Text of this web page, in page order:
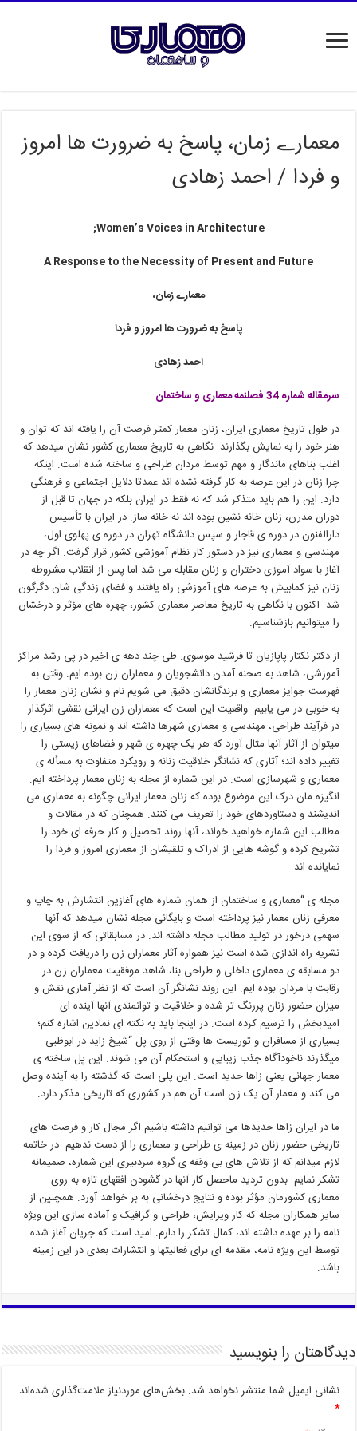
معمارے زمان، پاسخ به ضرورت ها امروز
و فردا / احمد زهادی
Women’s Voices in Architecture;
A Response to the Necessity of Present and Future
معمارے زمان،
پاسخ به ضرورت ها امروز و فردا
احمد زهادی
سرمقاله شماره 34 فصلنمه معماری و ساختمان
در طول تاریخ معماری ایران، زنان معمار کمتر فرصت آن را یافته اند که توان و
هنر خود را به نمایش بگذارند. نگاهی به تاریخ معماری کشور نشان میدهد که
اغلب بناهای ماندگار و مهم توسط مردان طراحی و ساخته شده است. اینکه
چرا زنان در این عرصه به کار گرفته نشده اند عمدتا دلایل اجتماعی و فرهنگی
دارد. این را هم باید متذکر شد که نه فقط در ایران بلکه در جهان تا قبل از
دوران مدرن، زنان خانه نشین بوده اند نه خانه ساز. در ایران با تأسیس
دارالفنون در دوره ی قاجار و سپس دانشگاه تهران در دوره ی پهلوی اول،
مهندسی و معماری نیز در دستور کار نظام آموزشی کشور قرار گرفت. اگر چه در
آغاز با سواد آموزی دختران و زنان مقابله می شد اما پس از انقلاب مشروطه
زنان نیز کمابیش به عرصه های آموزشی راه یافتند و فضای زندگی شان دگرگون
شد. اکنون با نگاهی به تاریخ معاصر معماری کشور، چهره های مؤثر و درخشان
را میتوانیم بازشناسیم.
از دکتر نکتار پاپازیان تا فرشید موسوی. طی چند دهه ی اخیر در پی رشد مراکز
آموزشی، شاهد به صحنه آمدن دانشجویان و معماران زن بوده ایم. وقتی به
فهرست جوایز معماری و برندگانشان دقیق می شویم نام و نشان زنان معمار را
به خوبی در می یابیم. واقعیت این است که معماران زن ایرانی نقشی اثرگذار
در فرآیند طراحی، مهندسی و معماری شهرها داشته اند و نمونه های بسیاری را
میتوان از آثار آنها مثال آورد که هر یک چهره ی شهر و فضاهای زیستی را
تغییر داده اند؛ آثاری که نشانگر خلاقیت زنانه و رویکرد متفاوت به مسأله ی
معماری و شهرسازی است. در این شماره از مجله به زنان معمار پرداخته ایم.
انگیزه مان درک این موضوع بوده که زنان معمار ایرانی چگونه به معماری می
اندیشند و دستاوردهای خود را تعریف می کنند. همچنان که در مقالات و
مطالب این شماره خواهید خواند، آنها روند تحصیل و کار حرفه ای خود را
تشریح کرده و گوشه هایی از ادراک و تلقیشان از معماری امروز و فردا را
نمایانده اند.
مجله ی “معماری و ساختمان از همان شماره های آغازین انتشارش به چاپ و
معرفی زنان معمار نیز پرداخته است و بایگانی مجله نشان میدهد که آنها
سهمی درخور در تولید مطالب مجله داشته اند. در مسابقاتی که از سوی این
نشریه راه اندازی شده است نیز همواره آثار معماران زن را دریافت کرده و در
دو مسابقه ی معماری داخلی و طراحی بنا، شاهد موفقیت معماران زن در
رقابت با مردان بوده ایم. این روند نشانگر آن است که از نظر آماری نقش و
میزان حضور زنان پررنگ تر شده و خلاقیت و توانمندی آنها آینده ای
امیدبخش را ترسیم کرده است. در اینجا باید به نکته ای نمادین اشاره کنم؛
بسیاری از مسافران و توریست ها وقتی از روی پل “شیخ زاید در ابوظبی
میگذرند ناخودآگاه جذب زیبایی و استحکام آن می شوند. این پل ساخته ی
معمار جهانی یعنی زاها حدید است. این پلی است که گذشته را به آینده وصل
می کند و معمار آن یک زن است آن هم در کشوری که تاریخی مذکر دارد.
ما در ایران زاها حدیدها می توانیم داشته باشیم اگر مجال کار و فرصت های
تاریخی حضور زنان در زمینه ی طراحی و معماری را از دست ندهیم. در خاتمه
لازم میدانم که از تلاش های بی وقفه ی گروه سردبیری این شماره، صمیمانه
تشکر نمایم. بدون تردید ماحصل کار آنها در گشودن افقهای تازه به روی
معماری کشورمان مؤثر بوده و نتایج درخشانی به بر خواهد آورد. همچنین از
سایر همکاران مجله که کار ویرایش، طراحی و گرافیک و آماده سازی این ویژه
نامه را بر عهده داشته اند، کمال تشکر را دارم. امید است که جریان آغاز شده
توسط این ویژه نامه، مقدمه ای برای فعالیتها و انتشارات بعدی در این زمینه
باشد.
دیدگاهتان را بنویسید
نشانی ایمیل شما منتشر نخواهد شد. بخش‌های موردنیاز علامت‌گذاری شده‌اند
*